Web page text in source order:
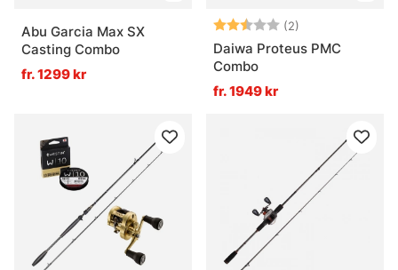
Abu Garcia Max SX
Casting Combo
fr. 1299 kr
Betyg: (2)
Daiwa Proteus PMC
Combo
fr. 1949 kr